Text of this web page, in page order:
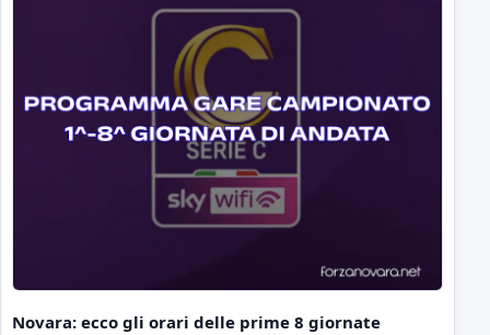
Novara: ecco gli orari delle prime 8 giornate